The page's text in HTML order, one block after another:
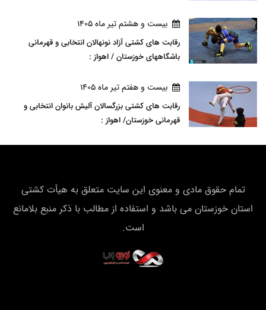
بيست و هشتم تير ماه 1405
رقابت های کشتی آزاد نونهالان انتخابی و قهرمانی
باشگاههای خوزستان / اهواز :
بيست و هفتم تير ماه 1405
رقابت های کشتی بزرگسالان آلیش بانوان انتخابی و
قهرمانی خوزستان/ اهواز :
تمام حقوق مادی و معنوی این سایت متعلق به هیأت كشتی
استان خوزستان می باشد و استفاده از مطالب با ذکر منبع بلامانع
است.